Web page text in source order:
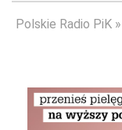
Polskie Radio PiK